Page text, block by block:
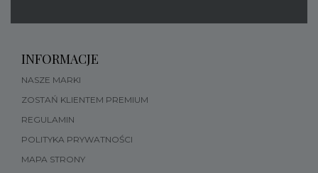
INFORMACJE
NASZE MARKI
ZOSTAŃ KLIENTEM PREMIUM
REGULAMIN
POLITYKA PRYWATNOŚCI
MAPA STRONY